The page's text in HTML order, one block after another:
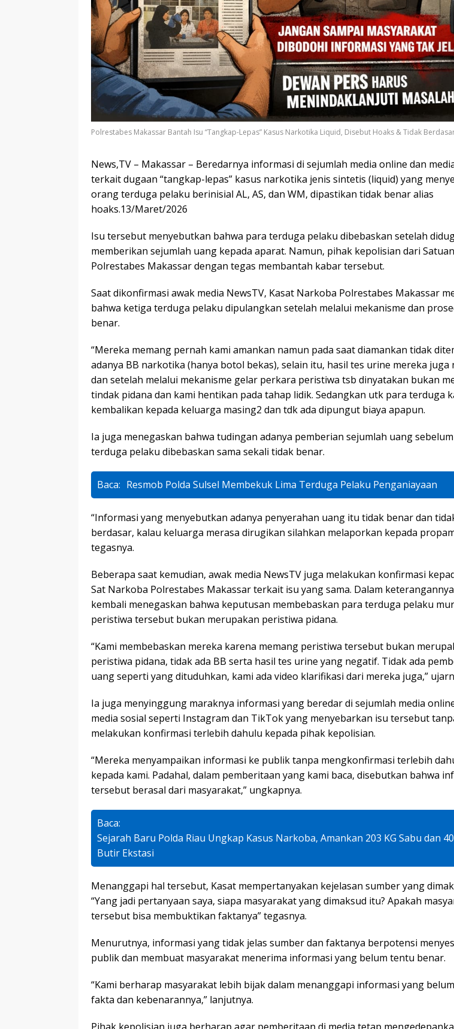
Polrestabes Makassar Bantah Isu “Tangkap-Lepas” Kasus Narkotika Liquid, Disebut Hoaks & Tidak
News,TV – Makassar – Beredarnya informasi di sejumlah media online dan
terkait dugaan “tangkap-lepas” kasus narkotika jenis sintetis (liquid) yang
orang terduga pelaku berinisial AL, AS, dan WM, dipastikan tidak benar alias
hoaks.13/Maret/2026
Isu tersebut menyebutkan bahwa para terduga pelaku dibebaskan setelah
memberikan sejumlah uang kepada aparat. Namun, pihak kepolisian dari
Polrestabes Makassar dengan tegas membantah kabar tersebut.
Saat dikonfirmasi awak media NewsTV, Kasat Narkoba Polrestabes Makassar
bahwa ketiga terduga pelaku dipulangkan setelah melalui mekanisme dan
benar.
“Mereka memang pernah kami amankan namun pada saat diamankan tidak
adanya BB narkotika (hanya botol bekas), selain itu, hasil tes urine mereka juga
dan setelah melalui mekanisme gelar perkara peristiwa tsb dinyatakan bukan
tindak pidana dan kami hentikan pada tahap lidik. Sedangkan utk para terduga
kembalikan kepada keluarga masing2 dan tdk ada dipungut biaya apapun.
Ia juga menegaskan bahwa tudingan adanya pemberian sejumlah uang
terduga pelaku dibebaskan sama sekali tidak benar.
Baca: Resmob Polda Sulsel Membekuk Lima Terduga Pelaku Penganiayaan
“Informasi yang menyebutkan adanya penyerahan uang itu tidak benar dan
berdasar, kalau keluarga merasa dirugikan silahkan melaporkan kepada
tegasnya.
Beberapa saat kemudian, awak media NewsTV juga melakukan konfirmasi
Sat Narkoba Polrestabes Makassar terkait isu yang sama. Dalam
kembali menegaskan bahwa keputusan membebaskan para terduga pelaku
peristiwa tersebut bukan merupakan peristiwa pidana.
“Kami membebaskan mereka karena memang peristiwa tersebut bukan
peristiwa pidana, tidak ada BB serta hasil tes urine yang negatif. Tidak ada
uang seperti yang dituduhkan, kami ada video klarifikasi dari mereka juga,”
Ia juga menyinggung maraknya informasi yang beredar di sejumlah media
media sosial seperti Instagram dan TikTok yang menyebarkan isu tersebut
melakukan konfirmasi terlebih dahulu kepada pihak kepolisian.
“Mereka menyampaikan informasi ke publik tanpa mengkonfirmasi terlebih
kepada kami. Padahal, dalam pemberitaan yang kami baca, disebutkan bahwa
tersebut berasal dari masyarakat,” ungkapnya.
Baca:
Sejarah Baru Polda Riau Ungkap Kasus Narkoba, Amankan 203 KG Sabu dan
Butir Ekstasi
Menanggapi hal tersebut, Kasat mempertanyakan kejelasan sumber yang
“Yang jadi pertanyaan saya, siapa masyarakat yang dimaksud itu? Apakah
tersebut bisa membuktikan faktanya” tegasnya.
Menurutnya, informasi yang tidak jelas sumber dan faktanya berpotensi
publik dan membuat masyarakat menerima informasi yang belum tentu benar.
“Kami berharap masyarakat lebih bijak dalam menanggapi informasi yang
fakta dan kebenarannya,” lanjutnya.